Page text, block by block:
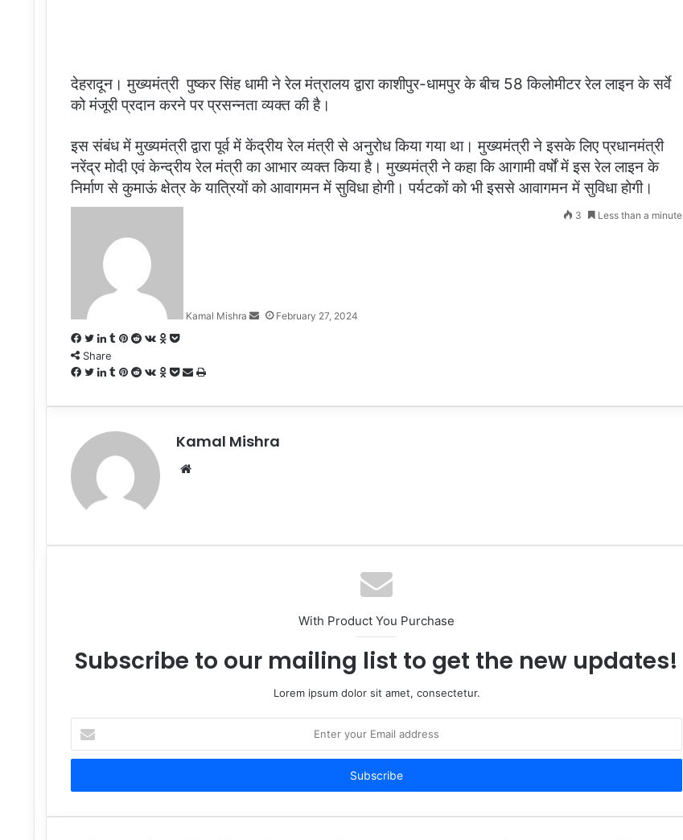
देहरादून। मुख्यमंत्री पुष्कर सिंह धामी ने रेल मंत्रालय द्वारा काशीपुर-धामपुर के बीच 58 किलोमीटर रेल लाइन के सर्वे
को मंजूरी प्रदान करने पर प्रसन्नता व्यक्त की है।
इस संबंध में मुख्यमंत्री द्वारा पूर्व में केंद्रीय रेल मंत्री से अनुरोध किया गया था। मुख्यमंत्री ने इसके लिए प्रधानमंत्री
नरेंद्र मोदी एवं केन्द्रीय रेल मंत्री का आभार व्यक्त किया है। मुख्यमंत्री ने कहा कि आगामी वर्षों में इस रेल लाइन के
निर्माण से कुमाऊं क्षेत्र के यात्रियों को आवागमन में सुविधा होगी। पर्यटकों को भी इससे आवागमन में सुविधा होगी।
Kamal Mishra February 27, 2024
3 Less than a minute
Facebook
Twitter
LinkedIn
Tumblr
Pinterest
RedditVKontakte
Odnoklassniki
Pocket
Share
Facebook
Twitter
LinkedIn
Tumblr
Pinterest
RedditVKontakte
Odnoklassniki
Pocket
Share
Email
Print
Kamal Mishra
Website
With Product You Purchase
Subscribe to our mailing list to get the new updates!
Lorem ipsum dolor sit amet, consectetur.
your
Email